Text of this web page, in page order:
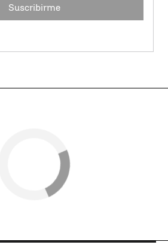
Suscribirme